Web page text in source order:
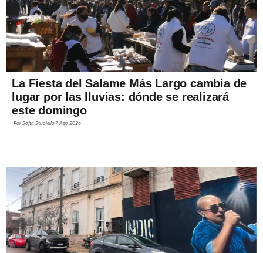
La Fiesta del Salame Más Largo cambia de
lugar por las lluvias: dónde se realizará
este domingo
PorSofía Stupiello 7 Ago 2026